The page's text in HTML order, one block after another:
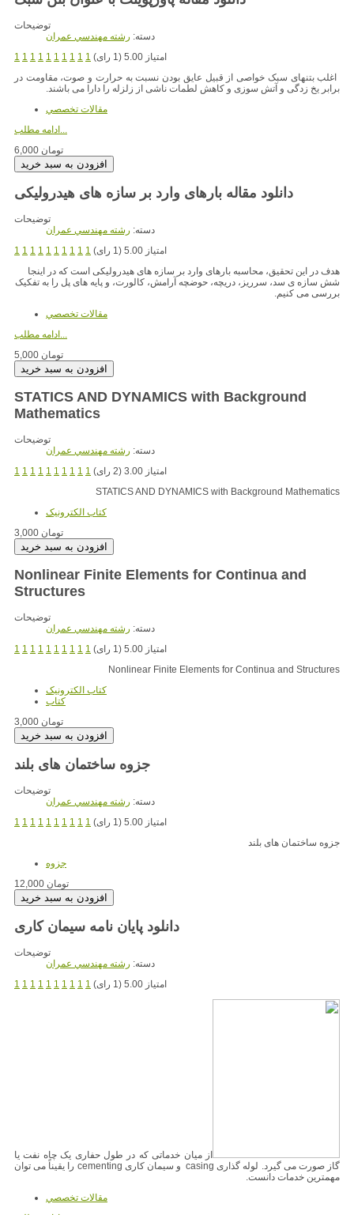
توضیحات
دسته: رشته مهندسي عمران
1 1 1 1 1 1 1 1 1 1
امتیاز 5.00 (1 رای)
اغلب بتنهای سبک خواصی از قبیل عایق بودن نسبت به حرارت و صوت، مقاومت در
برابر یخ زدگی و آتش سوزی و کاهش لطمات ناشی از زلزله را دارا می باشند.
مقالات تخصصي
ادامه مطلب...
6,000 تومان
دانلود مقاله بارهای وارد بر سازه های هیدرولیکی
توضیحات
دسته: رشته مهندسي عمران
1 1 1 1 1 1 1 1 1 1
امتیاز 5.00 (1 رای)
هدف در این تحقیق، محاسبه بارهای وارد بر سازه های هیدرولیکی است که در اینجا
شش سازه ی سد، سرریز، دریچه، حوضچه آرامش، کالورت، و پایه های پل را به تفکیک
بررسی می کنیم.
مقالات تخصصي
ادامه مطلب...
5,000 تومان
STATICS AND DYNAMICS with Background
Mathematics
توضیحات
دسته: رشته مهندسي عمران
1 1 1 1 1 1 1 1 1 1
امتیاز 3.00 (2 رای)
STATICS AND DYNAMICS with Background Mathematics
کتاب الکترونيک
3,000 تومان
Nonlinear Finite Elements for Continua and
Structures
توضیحات
دسته: رشته مهندسي عمران
1 1 1 1 1 1 1 1 1 1
امتیاز 5.00 (1 رای)
Nonlinear Finite Elements for Continua and Structures
کتاب الکترونيک
کتاب
3,000 تومان
جزوه ساختمان های بلند
توضیحات
دسته: رشته مهندسي عمران
1 1 1 1 1 1 1 1 1 1
امتیاز 5.00 (1 رای)
جزوه ساختمان های بلند
جزوه
12,000 تومان
دانلود پایان نامه سیمان کاری
توضیحات
دسته: رشته مهندسي عمران
1 1 1 1 1 1 1 1 1 1 امتیاز 5.00 (1 رای)
از میان خدماتی که در طول حفاری یک چاه نفت یا
گاز صورت می گیرد. لوله گذاری casing و سیمان کاری cementing را یقیناً می توان
مهمترین خدمات دانست.
مقالات تخصصي